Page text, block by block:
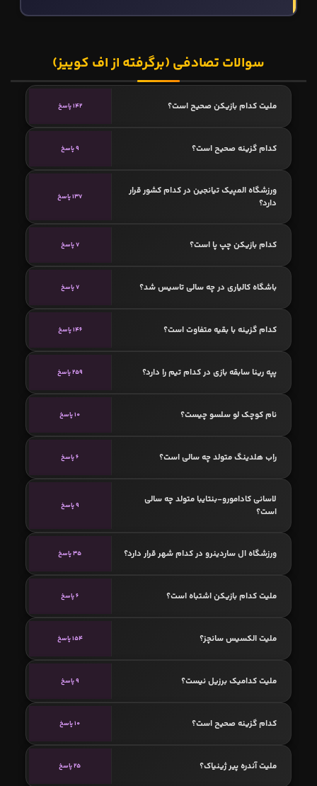
سوالات تصادفی (برگرفته از اف کوییز)
ملیت کدام بازیکن صحیح است؟ 142 پاسخ
کدام گزینه صحیح است؟ 9 پاسخ
ورزشگاه المپیک تیانجین در کدام کشور قرار
دارد؟
137 پاسخ
کدام بازیکن چپ پا است؟ 7 پاسخ
باشگاه کالیاری در چه سالی تاسیس شد؟ 7 پاسخ
کدام گزینه با بقیه متفاوت است؟ 146 پاسخ
پپه رینا سابقه بازی در کدام تیم را دارد؟ 259 پاسخ
نام کوچک لو سلسو چیست؟ 10 پاسخ
راب هلدینگ متولد چه سالی است؟ 6 پاسخ
لاسانی کادامورو-بنتایبا متولد چه سالی
است؟
9 پاسخ
ورزشگاه ال ساردینرو در کدام شهر قرار دارد؟ 35 پاسخ
ملیت کدام بازیکن اشتباه است؟ 6 پاسخ
ملیت الکسیس سانچز؟ 154 پاسخ
ملیت کدامیک برزیل نیست؟ 9 پاسخ
کدام گزینه صحیح است؟ 10 پاسخ
ملیت آندره پیر ژینیاک؟ 25 پاسخ